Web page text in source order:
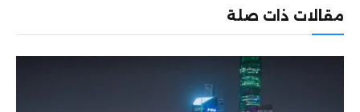
مقالات ذات صلة